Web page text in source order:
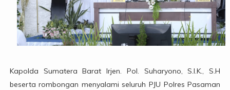
Kapolda Sumatera Barat Irjen. Pol. Suharyono, S.I.K., S.H
beserta rombongan menyalami seluruh PJU Polres Pasaman